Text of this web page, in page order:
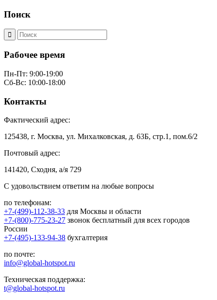
Поиск
Рабочее время
Пн-Пт: 9:00-19:00
Сб-Вс: 10:00-18:00
Контакты
Фактический адрес:
125438, г. Москва, ул. Михалковская, д. 63Б, стр.1, пом.6/2
Почтовый адрес:
141420, Сходня, а/я 729
С удовольствием ответим на любые вопросы
по телефонам:
+7-(499)-112-38-33 для Москвы и области
+7-(800)-775-23-27 звонок бесплатный для всех городов
России
+7-(495)-133-94-38 бухгалтерия
по почте:
info@global-hotspot.ru
Техническая поддержка:
t@global-hotspot.ru